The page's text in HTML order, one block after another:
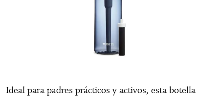
Ideal para padres prácticos y activos, esta botella